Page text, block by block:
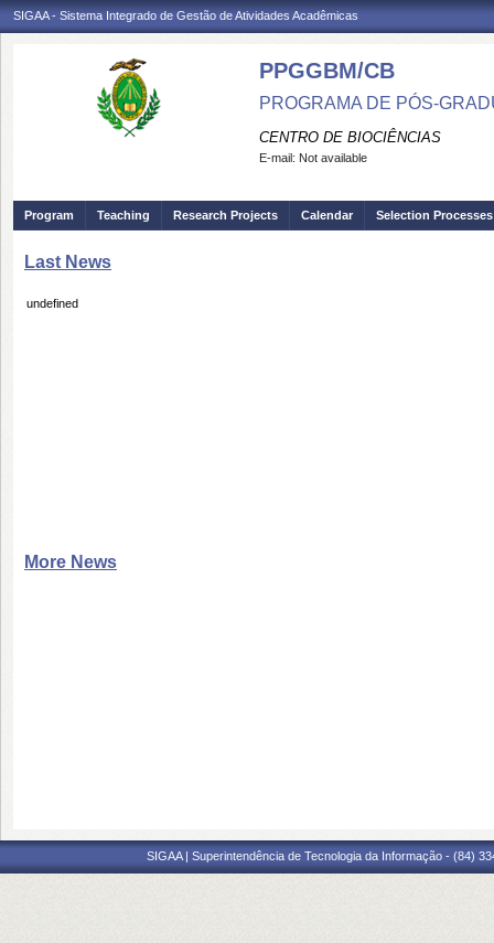
SIGAA - Sistema Integrado de Gestão de Atividades Acadêmicas
PPGGBM/CB
PROGRAMA DE PÓS-
CENTRO DE BIOCIÊNCIAS
E-mail: Not available
Program Teaching Research Projects Calendar Selection Processes
Last News
undefined
More News
SIGAA | Superintendência de Tecnologia da Informação - (84)